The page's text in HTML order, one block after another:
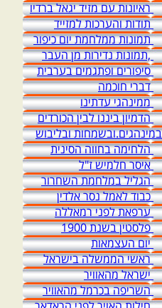
ראיונות עם מזיד יגאל ברדיו
תודות והערכות למזייד
תמונות ממלחמת יום כיפור
,תמונות נדירות מן העבר
סיפורים ופתגמים בערבית
דברי חוכמה
ממינהגי עדתינו
הדמיון ביננו לבין הכורדים
במינהגים.ובשמחות ובליבוש
הלחימה בחווה הסינית
איסר חלמיש ז"ל
הגליל במלחמת השחרור
כבוד לאמל נסר אלדין
ערפאת לפני רמאללה
פלסטין בשנת 1900
יום העצמאות
ראשי הממשלה בישראל
ישראל מהאוויר
השריפה בכרמל מהאוויר